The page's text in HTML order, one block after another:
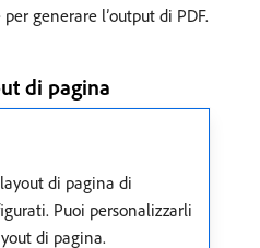
generare l’output di PDF.
di pagina
di pagina di
Puoi personalizzarli
di pagina.